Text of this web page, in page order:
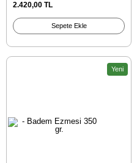
2.420,00 TL
Sepete Ekle
Yeni